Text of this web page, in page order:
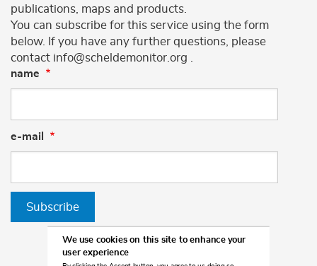
publications, maps and products.
You can subscribe for this service using the form
below. If you have any further questions, please
contact info@scheldemonitor.org .
name
e-mail
Subscribe
We use cookies on this site to enhance your
user experience